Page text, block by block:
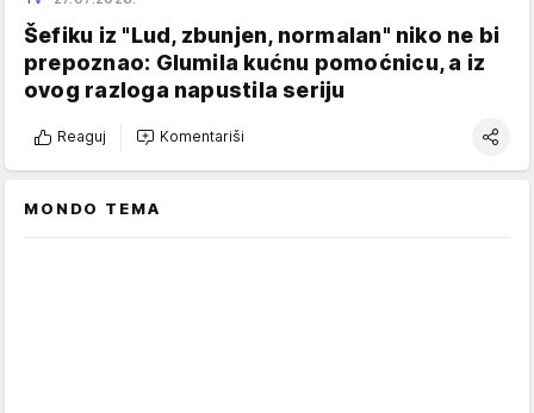
Šefiku iz "Lud, zbunjen, normalan" niko ne bi
prepoznao: Glumila kućnu pomoćnicu, a iz
ovog razloga napustila seriju
Reaguj Komentariši
MONDO TEMA